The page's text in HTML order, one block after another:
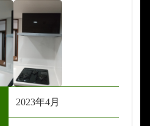
2023年4月